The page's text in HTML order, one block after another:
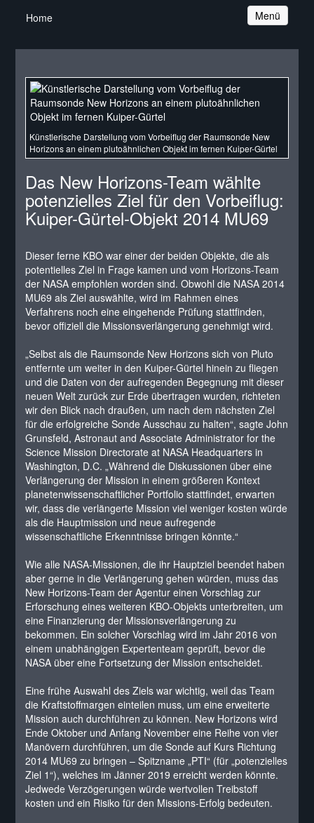
Navigation
Menü
Home
Künstlerische Darstellung vom Vorbeiflug der Raumsonde New
Horizons an einem plutoähnlichen Objekt im fernen Kuiper-Gürtel
Das New Horizons-Team wählte
potenzielles Ziel für den Vorbeiflug:
Kuiper-Gürtel-Objekt 2014 MU69
Dieser ferne KBO war einer der beiden Objekte, die als
potentielles Ziel in Frage kamen und vom Horizons-Team
der NASA empfohlen worden sind. Obwohl die NASA 2014
MU69 als Ziel auswählte, wird im Rahmen eines
Verfahrens noch eine eingehende Prüfung stattfinden,
bevor offiziell die Missionsverlängerung genehmigt wird.
„Selbst als die Raumsonde New Horizons sich von Pluto
entfernte um weiter in den Kuiper-Gürtel hinein zu fliegen
und die Daten von der aufregenden Begegnung mit dieser
neuen Welt zurück zur Erde übertragen wurden, richteten
wir den Blick nach draußen, um nach dem nächsten Ziel
für die erfolgreiche Sonde Ausschau zu halten“, sagte John
Grunsfeld, Astronaut and Associate Administrator for the
Science Mission Directorate at NASA Headquarters in
Washington, D.C. „Während die Diskussionen über eine
Verlängerung der Mission in einem größeren Kontext
planetenwissenschaftlicher Portfolio stattfindet, erwarten
wir, dass die verlängerte Mission viel weniger kosten würde
als die Hauptmission und neue aufregende
wissenschaftliche Erkenntnisse bringen könnte.“
Wie alle NASA-Missionen, die ihr Hauptziel beendet haben
aber gerne in die Verlängerung gehen würden, muss das
New Horizons-Team der Agentur einen Vorschlag zur
Erforschung eines weiteren KBO-Objekts unterbreiten, um
eine Finanzierung der Missionsverlängerung zu
bekommen. Ein solcher Vorschlag wird im Jahr 2016 von
einem unabhängigen Expertenteam geprüft, bevor die
NASA über eine Fortsetzung der Mission entscheidet.
Eine frühe Auswahl des Ziels war wichtig, weil das Team
die Kraftstoffmargen einteilen muss, um eine erweiterte
Mission auch durchführen zu können. New Horizons wird
Ende Oktober und Anfang November eine Reihe von vier
Manövern durchführen, um die Sonde auf Kurs Richtung
2014 MU69 zu bringen – Spitzname „PTI“ (für „potenzielles
Ziel 1“), welches im Jänner 2019 erreicht werden könnte.
Jedwede Verzögerungen würde wertvollen Treibstoff
kosten und ein Risiko für den Missions-Erfolg bedeuten.